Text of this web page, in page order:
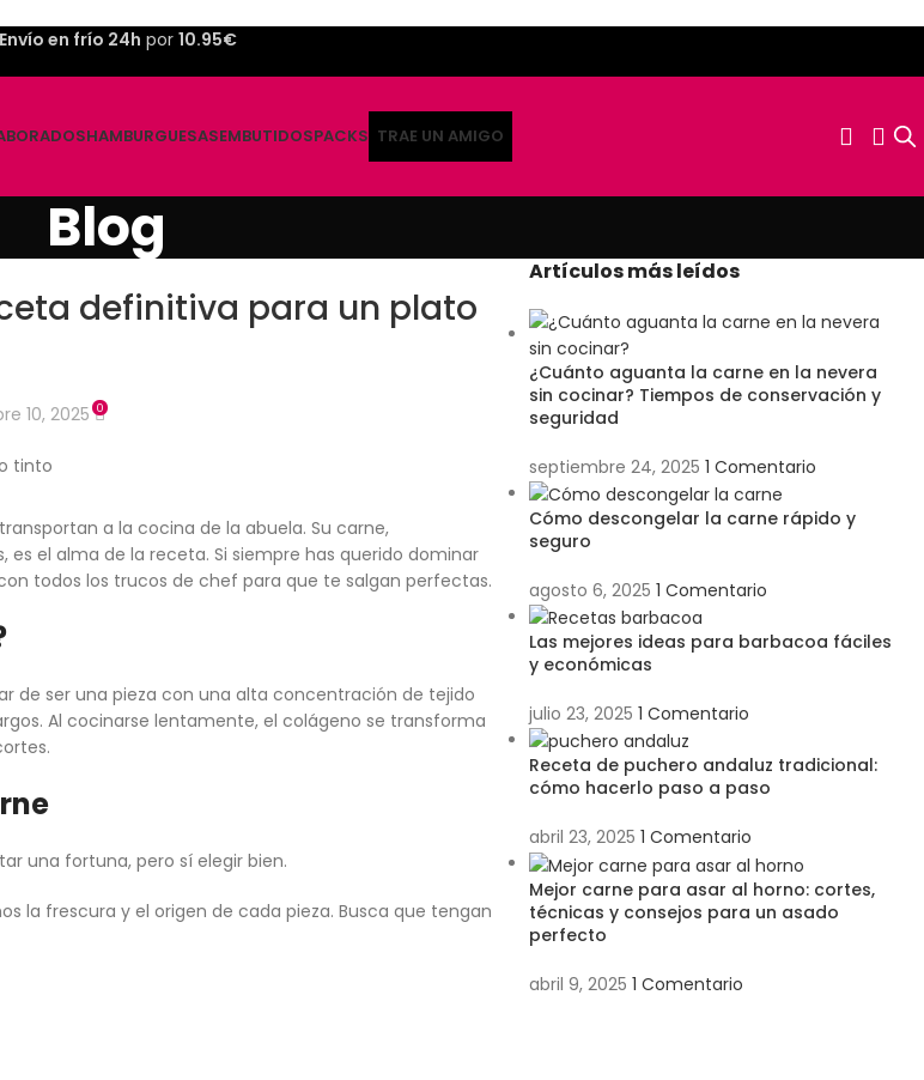
Envío en frío 24h por 10.95€
HAMBURGUESASEMBUTIDOSPACKS TRAE UN AMIGO
Blog
definitiva para un plato
10, 2025 0
a la cocina de la abuela. Su carne,
el alma de la receta. Si siempre has querido dominar
todos los trucos de chef para que te salgan perfectas.
de ser una pieza con una alta concentración de tejido
Al cocinarse lentamente, el colágeno se transforma
una fortuna, pero sí elegir bien.
la frescura y el origen de cada pieza. Busca que tengan
Artículos más leídos
¿Cuánto aguanta la carne en la nevera
sin cocinar? Tiempos de conservación y
seguridad
septiembre 24, 2025 1 Comentario
Cómo descongelar la carne rápido y
seguro
agosto 6, 2025 1 Comentario
Las mejores ideas para barbacoa fáciles
y económicas
julio 23, 2025 1 Comentario
Receta de puchero andaluz tradicional:
cómo hacerlo paso a paso
abril 23, 2025 1 Comentario
Mejor carne para asar al horno: cortes,
técnicas y consejos para un asado
perfecto
abril 9, 2025 1 Comentario